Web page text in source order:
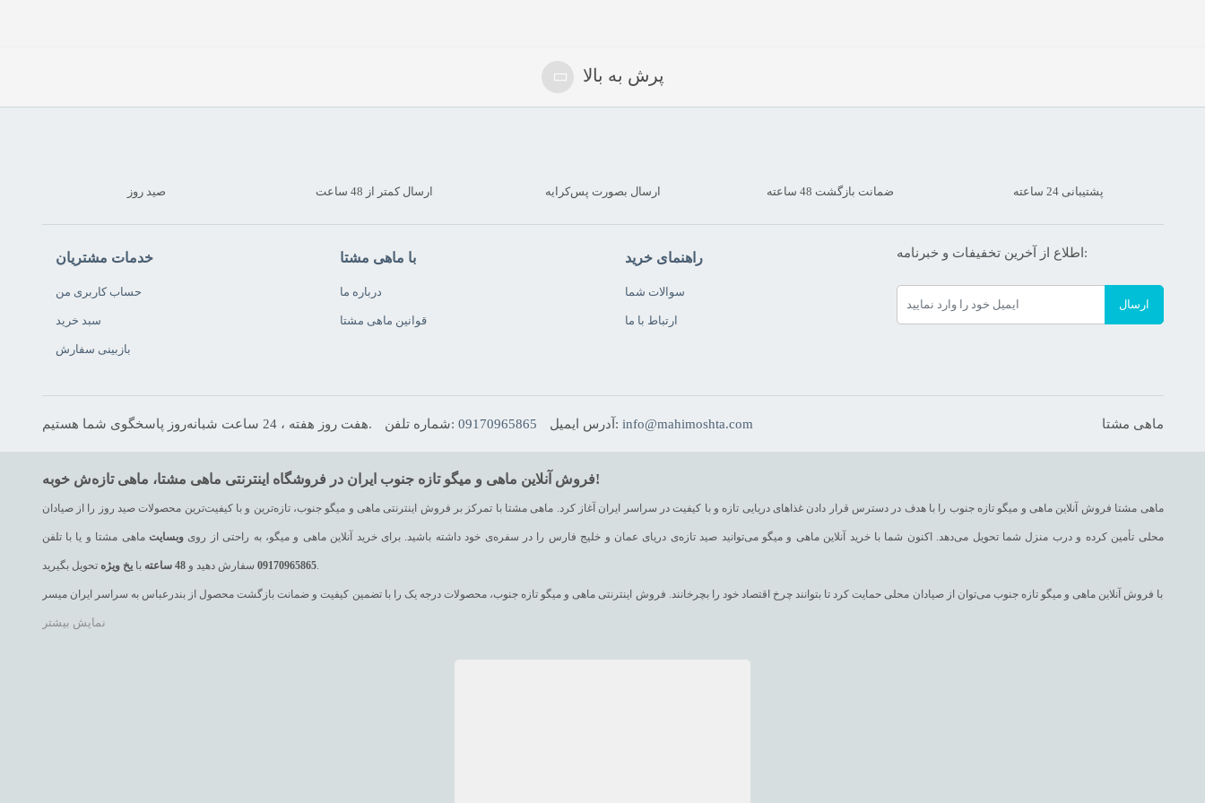
پرش به بالا
صید روز ارسال کمتر از 48 ساعت ارسال بصورت پس‌کرایه ضمانت بازگشت 48 ساعته پشتیبانی 24 ساعته
خدمات مشتریان
حساب کاربری من
سبد خرید
بازبینی سفارش
با ماهی مشتا
درباره ما
قوانین ماهی مشتا
راهنمای خرید
سوالات شما
ارتباط با ما
اطلاع از آخرین تخفیفات و خبرنامه:
ارسال
ماهی مشتا هفت روز هفته ، 24 ساعت شبانه‌روز پاسخگوی شما هستیم. شماره تلفن: 09170965865 آدرس ایمیل: info@mahimoshta.com
فروش آنلاین ماهی و میگو تازه جنوب ایران در فروشگاه اینترنتی ماهی مشتا، ماهی تازه‌ش خوبه!
ماهی مشتا فروش آنلاین ماهی و میگو تازه جنوب را با هدف در دسترس قرار دادن غذاهای دریایی تازه و با کیفیت در سراسر ایران آغاز کرد. ماهی مشتا با تمرکز بر فروش اینترنتی ماهی و میگو جنوب، تازه‌ترین و با کیفیت‌ترین محصولات صید روز را از صیادان
محلی تأمین کرده و درب منزل شما تحویل می‌دهد. اکنون شما با خرید آنلاین ماهی و میگو می‌توانید صید تازه‌ی دریای عمان و خلیج فارس را در سفره‌ی خود داشته باشید. برای خرید آنلاین ماهی و میگو، به راحتی از رویوبسایت ماهی مشتا و یا با تلفن
09170965865 سفارش دهید و48 ساعته بایخ ویژه تحویل بگیرید.
با فروش آنلاین ماهی و میگو تازه جنوب می‌توان از صیادان محلی حمایت کرد تا بتوانند چرخ اقتصاد خود را بچرخانند. فروش اینترنتی ماهی و میگو تازه جنوب، محصولات درجه یک را با تضمین کیفیت و ضمانت بازگشت محصول از بندرعباس به سراسر ایران میسر
نمایش بیشتر